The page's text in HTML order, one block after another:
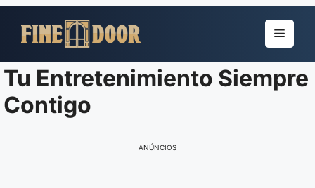
para
conteúdo
Menu
Tu Entretenimiento Siempre
Contigo
ANÚNCIOS